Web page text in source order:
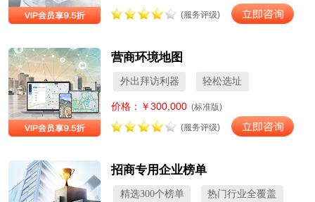
(服务评级)
营商环境地图
外出拜访利器 轻松选址
价格：￥300,000 (标准版)
(服务评级)
招商专用企业榜单
精选300个榜单 热门行业全覆盖